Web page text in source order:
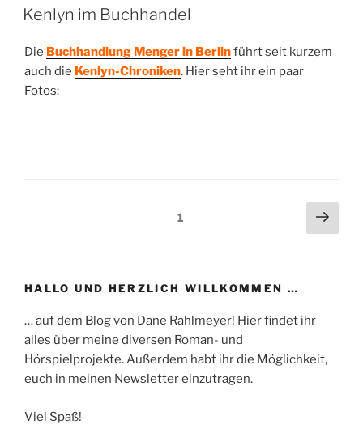
AM
Kenlyn im Buchhandel
Die Buchhandlung Menger in Berlinführt seit kurzem
auch die Kenlyn-Chroniken. Hier seht ihr ein paar
Fotos:
Seite1
HALLO UND HERZLICH WILLKOMMEN …
… auf dem Blog von Dane Rahlmeyer! Hier findet ihr
alles über meine diversen Roman- und
Hörspielprojekte. Außerdem habt ihr die Möglichkeit,
euch in meinen Newsletter einzutragen.
Viel Spaß!